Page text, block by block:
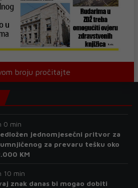
broju pročitajte
0 min
jednomjesečni pritvor za
za prevaru tešku oko
KM
10 min
znak danas bi mogao dobiti